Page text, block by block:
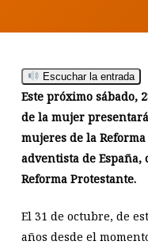
Escuchar la entrada
Este próximo sábado,
de la mujer
mujeres de la
adventista de España,
Reforma Protestante.
El 31 de octubre, de
años desde el